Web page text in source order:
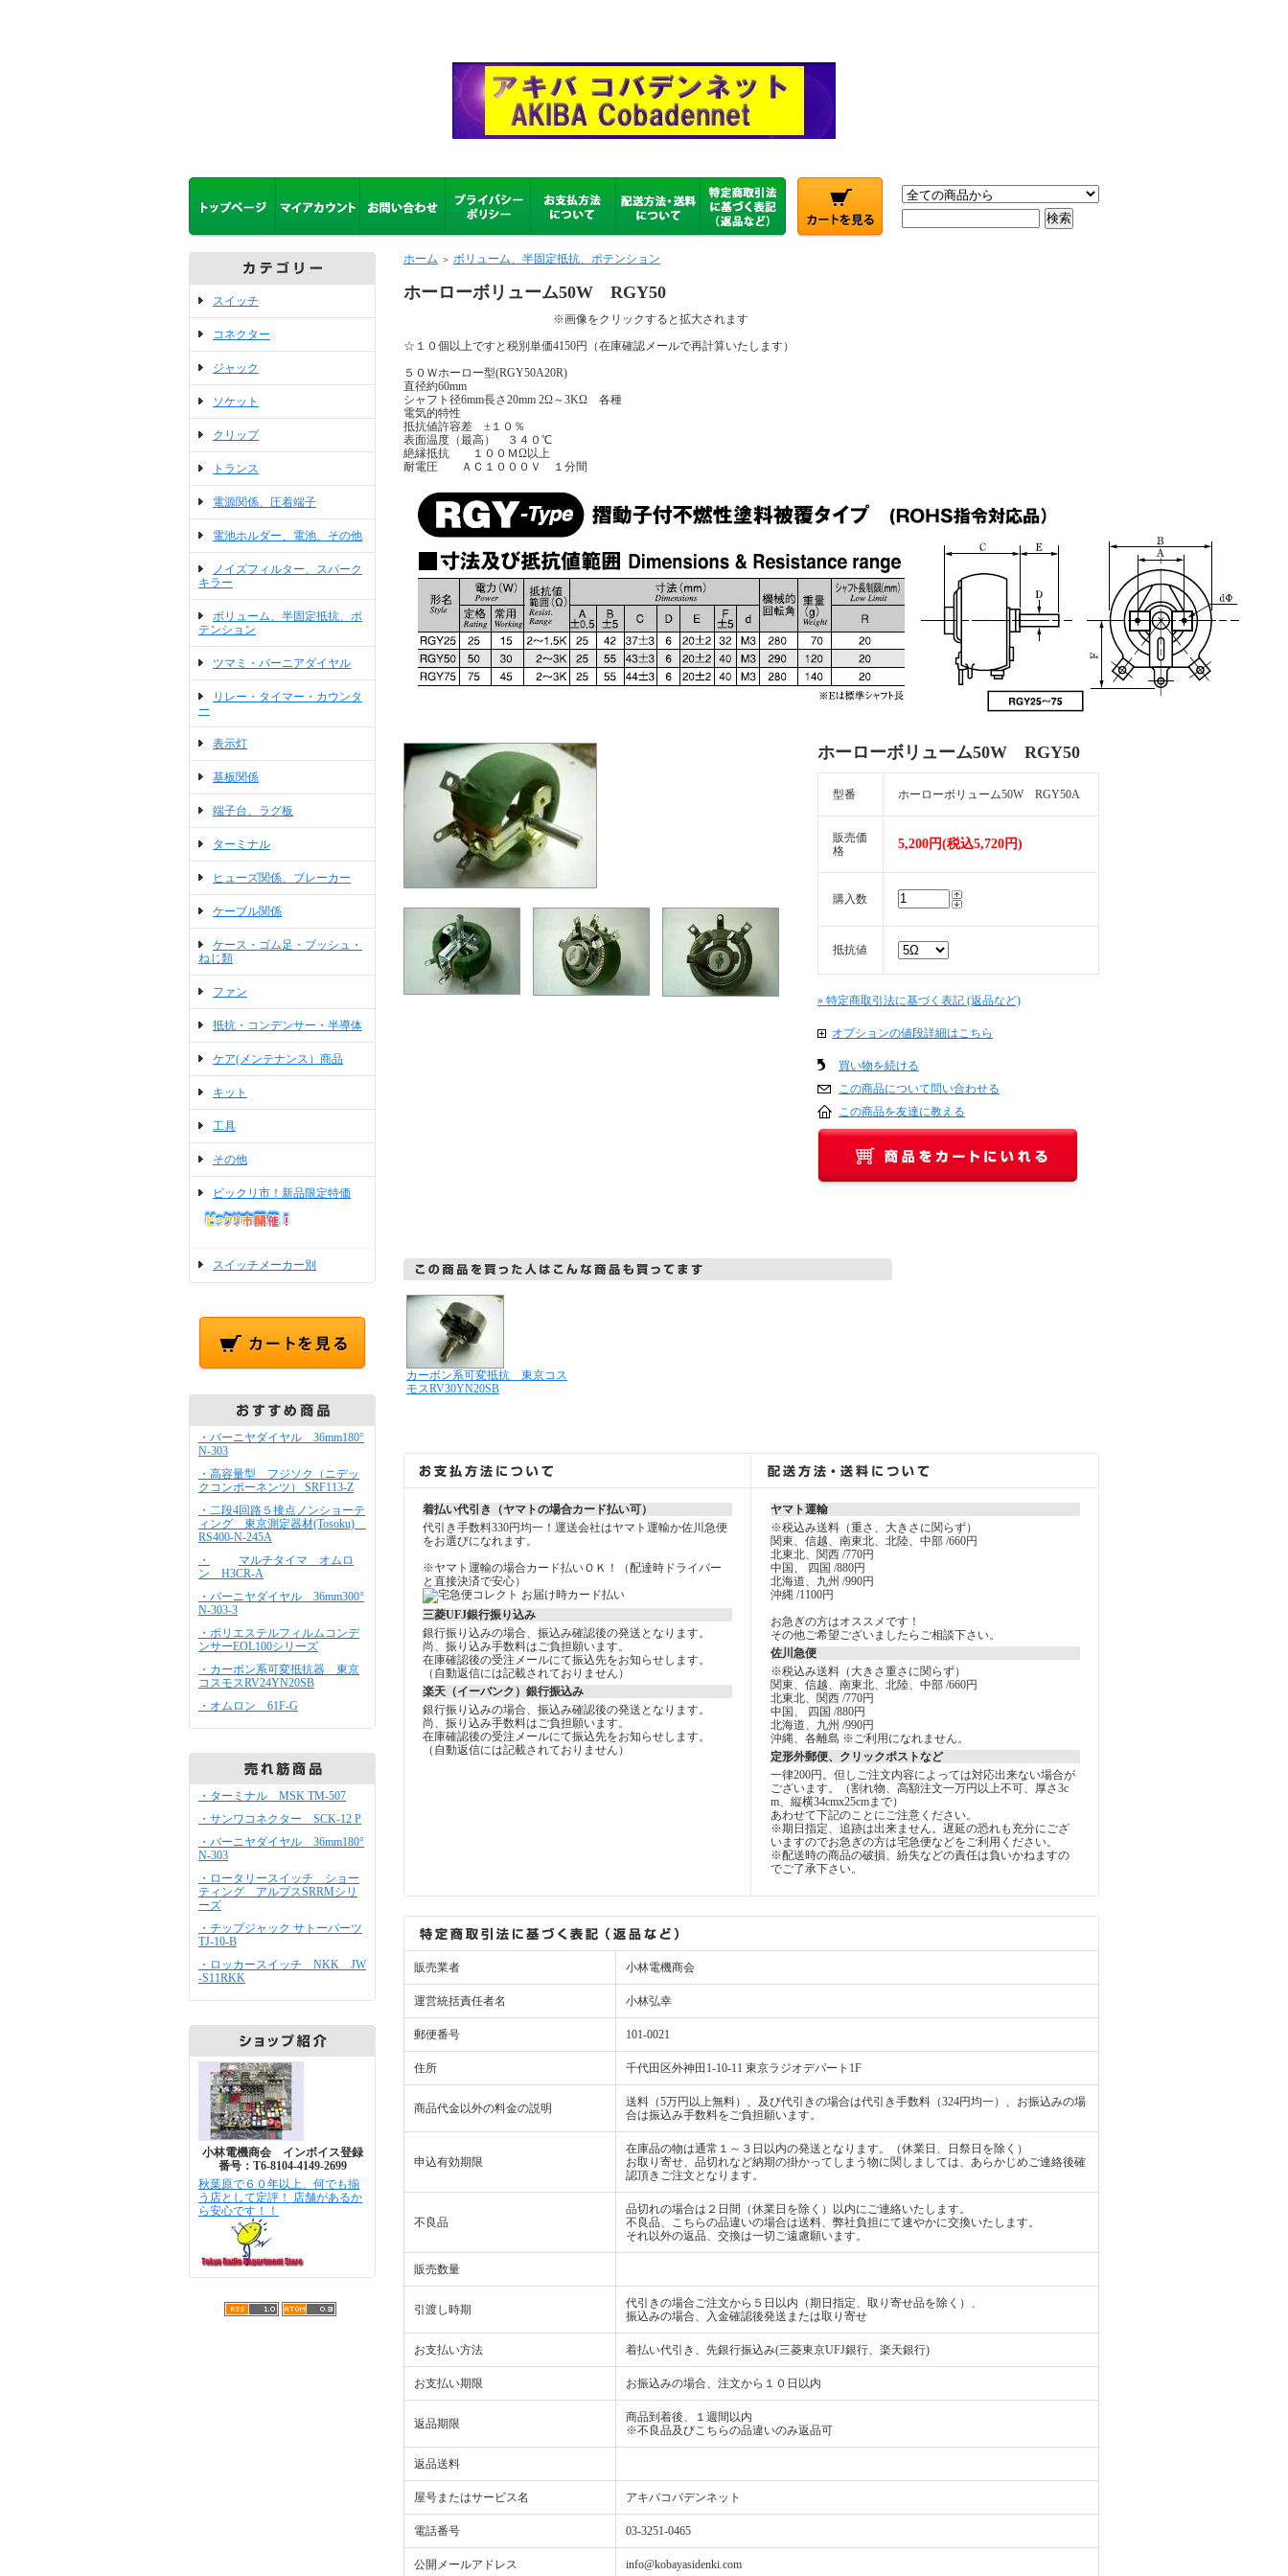
スイッチ
コネクター
ジャック
ソケット
クリップ
トランス
電源関係、圧着端子
電池ホルダー、電池、その他
ノイズフィルター、スパーク
キラー
ボリューム、半固定抵抗、ポ
テンション
ツマミ・バーニアダイヤル
リレー・タイマー・カウンタ
ー
表示灯
基板関係
端子台、ラグ板
ターミナル
ヒューズ関係、ブレーカー
ケーブル関係
ケース・ゴム足・ブッシュ・
ねじ類
ファン
抵抗・コンデンサー・半導体
ケア(メンテナンス）商品
キット
工具
その他
ビックリ市！新品限定特価
スイッチメーカー別
・バーニヤダイヤル 36mm180°
N-303
・高容量型 フジソク（ニデッ
クコンポーネンツ） SRF113-Z
・二段4回路５接点ノンショーテ
ィング 東京測定器材(Tosoku)
RS400-N-245A
・
マルチタイマ オムロ
ン H3CR-A
・バーニヤダイヤル 36mm300°
N-303-3
・ポリエステルフィルムコンデ
ンサーEOL100シリーズ
・カーボン系可変抵抗器 東京
コスモスRV24YN20SB
・オムロン 61F-G
・ターミナル MSK TM-507
・サンワコネクター SCK-12 P
・バーニヤダイヤル 36mm180°
N-303
・ロータリースイッチ ショー
ティング アルプスSRRMシリ
ーズ
・チップジャック サトーパーツ
TJ-10-B
・ロッカースイッチ NKK JW
-S11RKK
小林電機商会 インボイス登録
番号：T6-8104-4149-2699
秋葉原で６０年以上、何でも揃
う店として定評！ 店舗があるか
ら安心です！！
ホーム ＞ ボリューム、半固定抵抗、ポテンション
ホーローボリューム50W RGY50
※画像をクリックすると拡大されます
☆１０個以上ですと税別単価4150円（在庫確認メールで再計算いたします）
５０Ｗホーロー型(RGY50A20R)
直径約60mm
シャフト径6mm長さ20mm 2Ω～3KΩ 各種
電気的特性
抵抗値許容差 ±１０％
表面温度（最高） ３４０℃
絶縁抵抗 １００ＭΩ以上
耐電圧 ＡＣ１０００Ｖ １分間
ホーローボリューム50W RGY50
型番 ホーローボリューム50W RGY50A
販売価
格
5,200円(税込5,720円)
購入数
抵抗値
» 特定商取引法に基づく表記 (返品など)
オプションの値段詳細はこちら
買い物を続ける
この商品について問い合わせる
この商品を友達に教える
カーボン系可変抵抗 東京コス
モスRV30YN20SB
着払い代引き（ヤマトの場合カード払い可）
代引き手数料330円均一！運送会社はヤマト運輸か佐川急便
をお選びになれます。
※ヤマト運輸の場合カード払いＯＫ！（配達時ドライバー
と直接決済で安心）
三菱UFJ銀行振り込み
銀行振り込みの場合、振込み確認後の発送となります。
尚、振り込み手数料はご負担願います。
在庫確認後の受注メールにて振込先をお知らせします。
（自動返信には記載されておりません）
楽天（イーバンク）銀行振込み
銀行振り込みの場合、振込み確認後の発送となります。
尚、振り込み手数料はご負担願います。
在庫確認後の受注メールにて振込先をお知らせします。
（自動返信には記載されておりません）
ヤマト運輸
※税込み送料（重さ、大きさに関らず）
関東、信越、南東北、北陸、中部 /660円
北東北、関西 /770円
中国、 四国 /880円
北海道、九州 /990円
沖縄 /1100円
お急ぎの方はオススメです！
その他ご希望ございましたらご相談下さい。
佐川急便
※税込み送料（大きさ重さに関らず）
関東、信越、南東北、北陸、中部 /660円
北東北、関西 /770円
中国、 四国 /880円
北海道、九州 /990円
沖縄、各離島 ※ご利用になれません。
定形外郵便、クリックポストなど
一律200円。但しご注文内容によっては対応出来ない場合が
ございます。（割れ物、高額注文一万円以上不可、厚さ3c
m、縦横34cmx25cmまで）
あわせて下記のことにご注意ください。
※期日指定、追跡は出来ません。遅延の恐れも充分にござ
いますのでお急ぎの方は宅急便などをご利用ください。
※配送時の商品の破損、紛失などの責任は負いかねますの
でご了承下さい。
販売業者 小林電機商会
運営統括責任者名 小林弘幸
郵便番号 101-0021
住所 千代田区外神田1-10-11 東京ラジオデパート1F
商品代金以外の料金の説明
送料（5万円以上無料）、及び代引きの場合は代引き手数料（324円均一）、お振込みの場
合は振込み手数料をご負担願います。
申込有効期限
在庫品の物は通常１～３日以内の発送となります。（休業日、日祭日を除く）
お取り寄せ、品切れなど納期の掛かってしまう物に関しましては、あらかじめご連絡後確
認頂きご注文となります。
不良品
品切れの場合は２日間（休業日を除く）以内にご連絡いたします。
不良品、こちらの品違いの場合は送料、弊社負担にて速やかに交換いたします。
それ以外の返品、交換は一切ご遠慮願います。
販売数量
引渡し時期
代引きの場合ご注文から５日以内（期日指定、取り寄せ品を除く）、
振込みの場合、入金確認後発送または取り寄せ
お支払い方法 着払い代引き、先銀行振込み(三菱東京UFJ銀行、楽天銀行)
お支払い期限 お振込みの場合、注文から１０日以内
返品期限
商品到着後、１週間以内
※不良品及びこちらの品違いのみ返品可
返品送料
屋号またはサービス名 アキバコバデンネット
電話番号 03-3251-0465
公開メールアドレス info@kobayasidenki.com